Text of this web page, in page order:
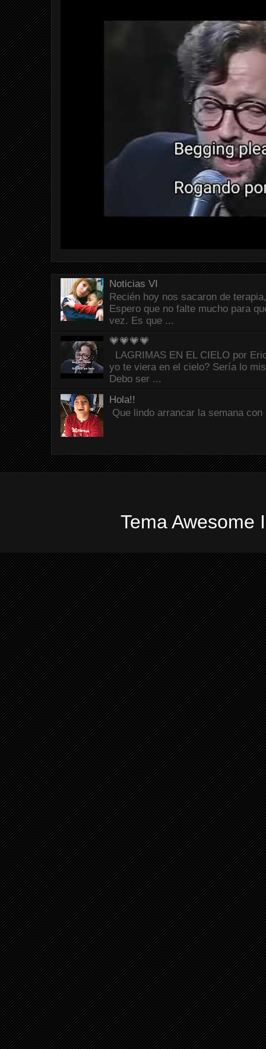
Noticias VI
Recién hoy nos sacaron de
Espero que no falte mucho para
vez. Es que ...
💗💗💗💗
LAGRIMAS EN EL CIELO por
yo te viera en el cielo? Sería lo
Debo ser ...
Hola!!
Que lindo arrancar la semana
Tema